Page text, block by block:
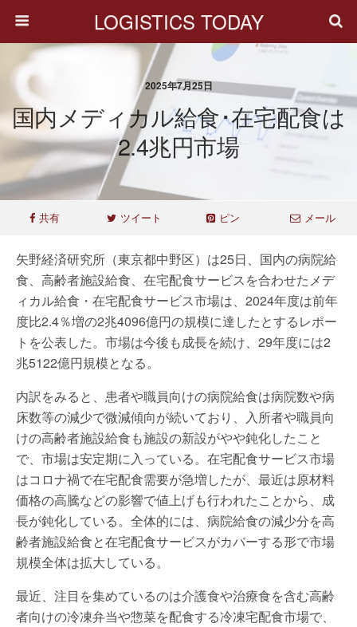
LOGISTICS TODAY
2025年7月25日
国内メディカル給食･在宅配食は
2.4兆円市場
共有 ツイート ピン メール
矢野経済研究所（東京都中野区）は25日、国内の病院給
食、高齢者施設給食、在宅配食サービスを合わせたメデ
ィカル給食・在宅配食サービス市場は、2024年度は前年
度比2.4％増の2兆4096億円の規模に達したとするレポー
トを公表した。市場は今後も成長を続け、29年度には2
兆5122億円規模となる。
内訳をみると、患者や職員向けの病院給食は病院数や病
床数等の減少で微減傾向が続いており、入所者や職員向
けの高齢者施設給食も施設の新設がやや鈍化したこと
で、市場は安定期に入っている。在宅配食サービス市場
はコロナ禍で在宅配食需要が急増したが、最近は原材料
価格の高騰などの影響で値上げも行われたことから、成
長が鈍化している。全体的には、病院給食の減少分を高
齢者施設給食と在宅配食サービスがカバーする形で市場
規模全体は拡大している。
最近、注目を集めているのは介護食や治療食を含む高齢
者向けの冷凍弁当や惣菜を配食する冷凍宅配食市場で、